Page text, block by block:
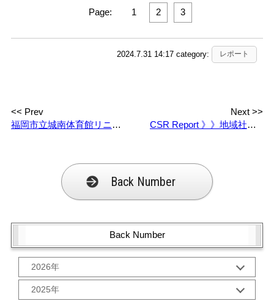
Page: 1 2 3
2024.7.31 14:17 category: レポート
<< Prev
福岡市立城南体育館リニューアルオープン！電気工事・機械設置工事の匠集団としての挑戦
Next >>
CSR Report 》》地域社会に貢献する秀電社の活動：鎮魂の燈とあの夏の花火
Back Number
Back Number
2026年
1月 (1)
2025年